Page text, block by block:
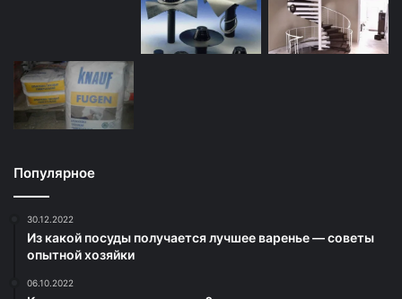
Популярное
30.12.2022
Из какой посуды получается лучшее варенье — советы
опытной хозяйки
06.10.2022